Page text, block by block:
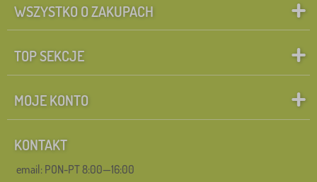
WSZYSTKO O ZAKUPACH
TOP SEKCJE
MOJE KONTO
KONTAKT
email: PON-PT 8:00—16:00